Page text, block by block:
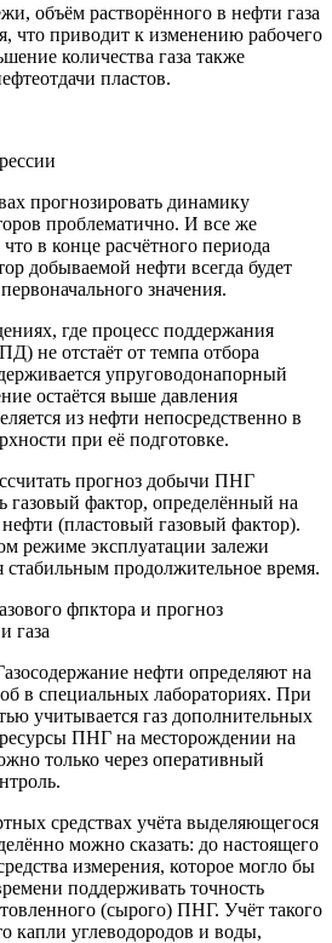
объём растворённого в нефти газа
что приводит к изменению рабочего
количества газа также
пластов.
прогнозировать динамику
проблематично. И все же
в конце расчётного периода
добываемой нефти всегда будет
значения.
где процесс поддержания
не отстаёт от темпа отбора
упруговодонапорный
остаётся выше давления
из нефти непосредственно в
при её подготовке.
прогноз добычи ПНГ
газовый фактор, определённый на
(пластовый газовый фактор).
режиме эксплуатации залежи
стабильным продолжительное время.
нефти определяют на
в специальных лабораториях. При
учитывается газ дополнительных
ПНГ на месторождении на
только через оперативный
средствах учёта выделяющегося
можно сказать: до настоящего
измерения, которое могло бы
поддерживать точность
(сырого) ПНГ. Учёт такого
капли углеводородов и воды,